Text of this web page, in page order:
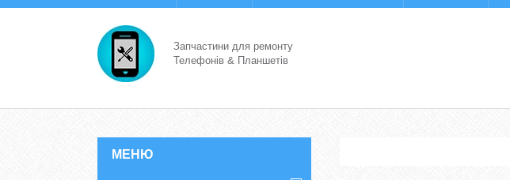
Запчастини для ремонту
Телефонів & Планшетів